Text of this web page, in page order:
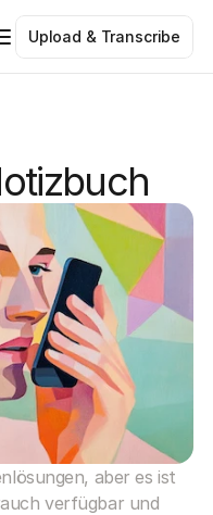
Upload & Transcribe
aber es ist
verfügbar und